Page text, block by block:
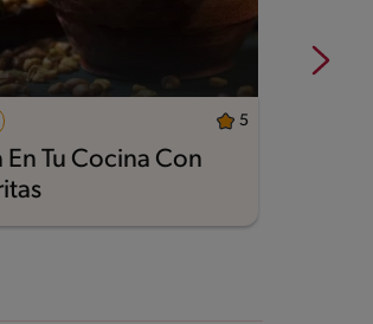
5
En Tu Cocina Con